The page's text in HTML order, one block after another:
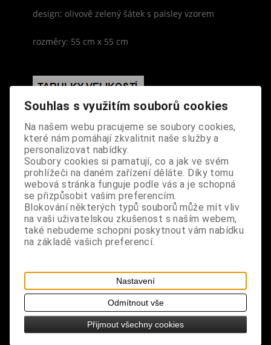
design: olivově zelený šátek s paisley vzorem
rozměry: 55 cm x 55 cm
S výrobkem se také prodává
Souhlas s využitím souborů cookies
Na našem webu pracujeme se soubory cookies,
které nám pomáhají zkvalitnit naše služby a
personalizovat nabídky.
Soubory cookies si pamatují, co a jak ve svém
prohlížeči na daném zařízení děláte. Díky tomu
webová stránka funguje podle vás a je schopná
se přizpůsobit vašim preferencím.
Blokování některých typů souborů může mít vliv
na vaši uživatelskou zkušenost s naším webem,
také nebudeme schopni poskytnout vám nabídku
na základě vašich preferencí.
Nastavení
Odmítnout vše
Přijmout všechny cookies